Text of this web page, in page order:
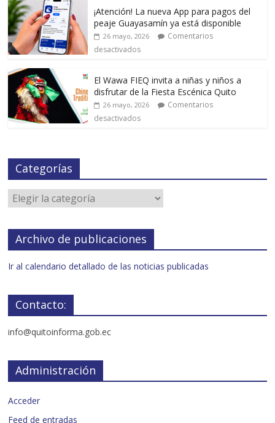
¡Atención! La nueva App para pagos del
peaje Guayasamín ya está disponible
26 mayo, 2026
Comentarios
desactivados
El Wawa FIEQ invita a niñas y niños a
disfrutar de la Fiesta Escénica Quito
26 mayo, 2026
Comentarios
desactivados
Categorías
Archivo de publicaciones
Ir al calendario detallado de las noticias publicadas
Contacto:
info@quitoinforma.gob.ec
Administración
Acceder
Feed de entradas